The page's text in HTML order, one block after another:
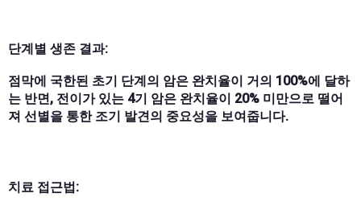
단계별 생존 결과:
점막에 국한된 초기 단계의 암은 완치율이 거의 100%에 달하
는 반면, 전이가 있는 4기 암은 완치율이 20% 미만으로 떨어
져 선별을 통한 조기 발견의 중요성을 보여줍니다.
치료 접근법: